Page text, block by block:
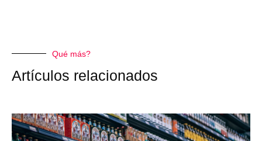
Qué más?
Artículos relacionados